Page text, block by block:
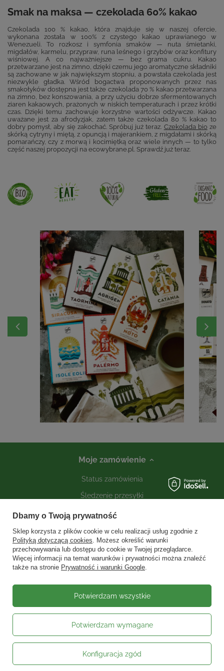
Smak na maksa — czekolada 60% kakao
Czekolada 100 % kakao, która znajduje się w naszej ofercie,
wykonana została w 100% z czystego kakao uprawianego w
Wenezueli. To rozkosz i symfonia smaków — nuta śmietanki,
migdałów, karmelu, przypraw, runa leśnego i grzybów oraz konfitury
wiśniowej. A co najważniejsze — bez grama cukru. Kakao
przetwarzane jest na zimno, dzięki czemu jego aromatyczne składniki
są zachowane w jak największym stopniu, a powstała czekolada jest
niezwykle gładka. Wśród bogactwa proponowanych przez nas
smakołyków dostępna jest także czekolada 70 % kakao przetwarzana
na zimno, bez konszowania, a przy użyciu dobrze sfermentowanych
ziaren kakaowych, prażonych w niskich temperaturach i przez krótki
czas. Dzięki temu zachowuje korzystne wartości odżywcze. Kakao
uważane jest za afrodyzjak, zatem także czekolada 80 % kakao to
dobry pomysł, aby się zakochać. Spróbuj już teraz. Czekolada bio ze
skórką cytryny i miętą, z opuncją i majerankiem, z migdałami i skórką
pomarańczy, czy z morwą i kocimiętką oraz wiele innych — to tylko
część naszej propozycji na ecowybrane.pl. Sprawdź już teraz.
Moje zamówienie
Status zamówienia
Śledzenie przesyłki
Kontakt
Moje konto
Informacje
Social media
W sklepie prezentujemy ceny brutto (z VAT).Stawki VAT dla konsumentów z
Dbamy o Twoją prywatność
Sklep korzysta z plików cookie w celu realizacji usług zgodnie z
Polityką dotyczącą cookies. Możesz określić warunki
przechowywania lub dostępu do cookie w Twojej przeglądarce.
Więcej informacji na temat warunków i prywatności można znaleźć
także na stronie Prywatność i warunki Google.
Potwierdzam wymagane
Konfiguracja zgód
Potwierdzam wszystkie